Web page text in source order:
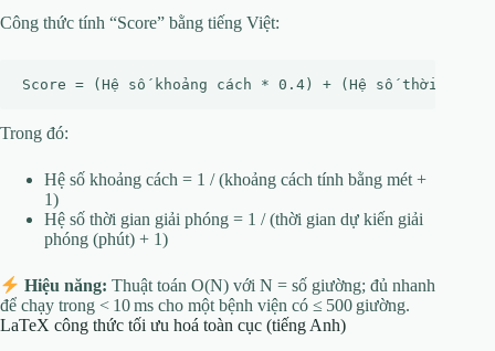
Công thức tính “Score” bằng tiếng Việt:
Trong đó:
Hệ số khoảng cách = 1 / (khoảng cách tính bằng mét +
1)
Hệ số thời gian giải phóng = 1 / (thời gian dự kiến giải
phóng (phút) + 1)
Hiệu năng: Thuật toán O(N) với N = số giường; đủ nhanh
để chạy trong < 10 ms cho một bệnh viện có ≤ 500 giường.
LaTeX công thức tối ưu hoá toàn cục (tiếng Anh)